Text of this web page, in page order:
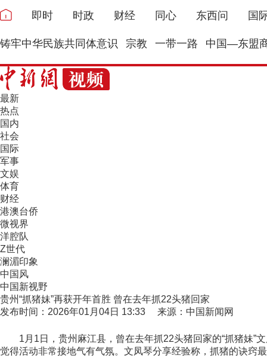
即时 时政 财经 同心 东西问 国
铸牢中华民族共同体意识 宗教 一带一路 中国—东盟
最新
热点
国内
社会
国际
军事
文娱
体育
财经
港澳台侨
微视界
洋腔队
Z世代
澜湄印象
中国风
中国新视野
贵州“抓猪妹”再获开年首胜 曾在去年抓22头猪回家
发布时间：2026年01月04日 13:33 来源：中国新闻网
1月1日，贵州麻江县，曾在去年抓22头猪回家的“抓猪妹”
觉得活动非常接地气有气氛。文凤琴分享经验称，抓猪的诀窍